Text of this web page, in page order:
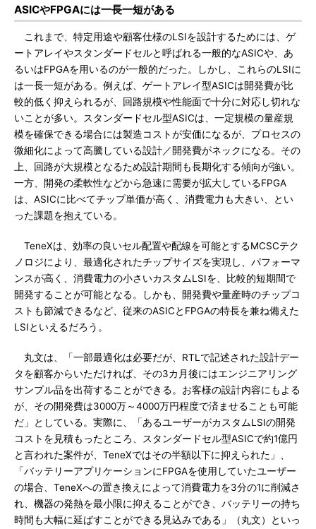
ASICやFPGAには一長一短がある
これまで、特定用途や顧客仕様のLSIを設計するためには、ゲ
ートアレイやスタンダードセルと呼ばれる一般的なASICや、あ
るいはFPGAを用いるのが一般的だった。しかし、これらのLSIに
は一長一短がある。例えば、ゲートアレイ型ASICは開発費が比
較的低く抑えられるが、回路規模や性能面で十分に対応し切れな
いことが多い。スタンダードセル型ASICは、一定規模の量産規
模を確保できる場合には製造コストが安価になるが、プロセスの
微細化によって高騰している設計／開発費がネックになる。その
上、回路が大規模となるため設計期間も長期化する傾向が強い。
一方、開発の柔軟性などから急速に需要が拡大しているFPGA
は、ASICに比べてチップ単価が高く、消費電力も大きい、とい
った課題を抱えている。
TeneXは、効率の良いセル配置や配線を可能とするMCSCテク
ノロジにより、最適化されたチップサイズを実現し、パフォーマ
ンスが高く、消費電力の小さいカスタムLSIを、比較的短期間で
開発することが可能となる。しかも、開発費や量産時のチップコ
ストも節減できるなど、従来のASICとFPGAの特長を兼ね備えた
LSIといえるだろう。
丸文は、「一部最適化は必要だが、RTLで記述された設計デー
タを顧客からいただければ、その3カ月後にはエンジニアリング
サンプル品を出荷することができる。お客様の設計内容にもよる
が、その開発費は3000万～4000万円程度で済ませることも可能
だ」としている。実際に、「あるユーザーがカスタムLSIの開発
コストを見積もったところ、スタンダードセル型ASICで約1億円
と言われた案件が、TeneXではその半額以下に抑えられた」、
「バッテリーアプリケーションにFPGAを使用していたユーザー
の場合、TeneXへの置き換えによって消費電力を3分の1に削減さ
れ、機器の発熱を最小限に抑えることができ、バッテリーの持ち
時間も大幅に延ばすことができる見込みである」（丸文）といっ